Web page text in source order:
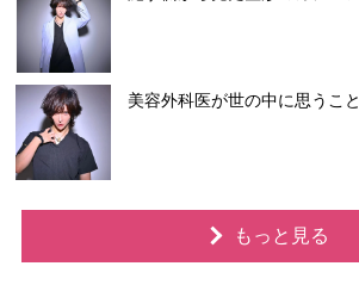
美容外科医が世の中に思うこと
もっと見る